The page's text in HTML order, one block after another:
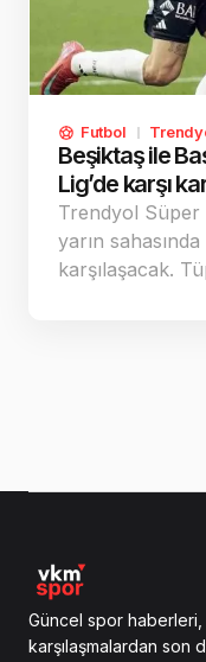
Futbol
Beşiktaş ile
Lig’de karşı
Trendyol Süper
yarın
karşılaşacak.
Güncel spor
karşılaşmalardan son